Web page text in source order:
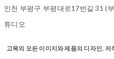
인천 부평구 부평대로17번길 31 (
튜디오
고목의 모든 이미지와 제품의 디자인,